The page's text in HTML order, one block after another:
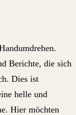
Berichte, die sich
Dies ist
helle und
Hier möchten